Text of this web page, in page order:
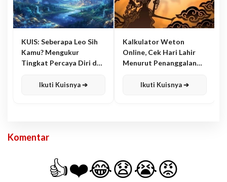
KUIS: Seberapa Leo Sih
Kamu? Mengukur
Tingkat Percaya Diri dan
Ikuti Kuisnya ➔
Kalkulator Weton
Online, Cek Hari Lahir
Menurut Penanggalan
Ikuti Kuisnya ➔
Komentar
👍❤️😂😧😭😡